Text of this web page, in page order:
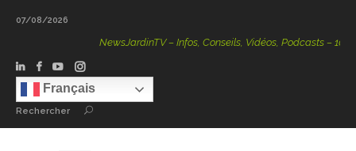
07/08/2026
NewsJardinTV – Infos, Conseils, Vidéos, Podcasts – 100 %
Français
Rechercher